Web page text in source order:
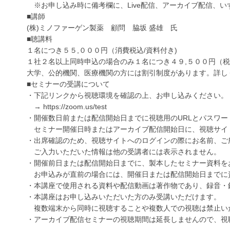
※お申し込み時に備考欄に、Live配信、アーカイブ配信、い
■講師
(株)ミノファーゲン製薬 顧問 脇坂 盛雄 氏
■聴講料
１名につき５５,０００円（消費税込/資料付き)
１社２名以上同時申込の場合のみ１名につき４９,５００円（
大学、公的機関、医療機関の方には割引制度があります。詳
■セミナーの受講について
・下記リンクから視聴環境を確認の上、お申し込みください。
→ https://zoom.us/test
・開催数日前または配信開始日までに視聴用のURLとパスワ
セミナー開催日時またはアーカイブ配信開始日に、視聴サ
・出席確認のため、視聴サイトへのログインの際にお名前、
ご入力いただいた情報は他の受講者には表示されません。
・開催前日または配信開始日までに、製本したセミナー資料
お申込みが直前の場合には、開催日または配信開始日まで
・本講座で使用される資料や配信動画は著作物であり、録音
・本講座はお申し込みいただいた方のみ受講いただけます。
複数端末から同時に視聴することや複数人での視聴は禁止い
・アーカイブ配信セミナーの視聴期間は延長しませんので、